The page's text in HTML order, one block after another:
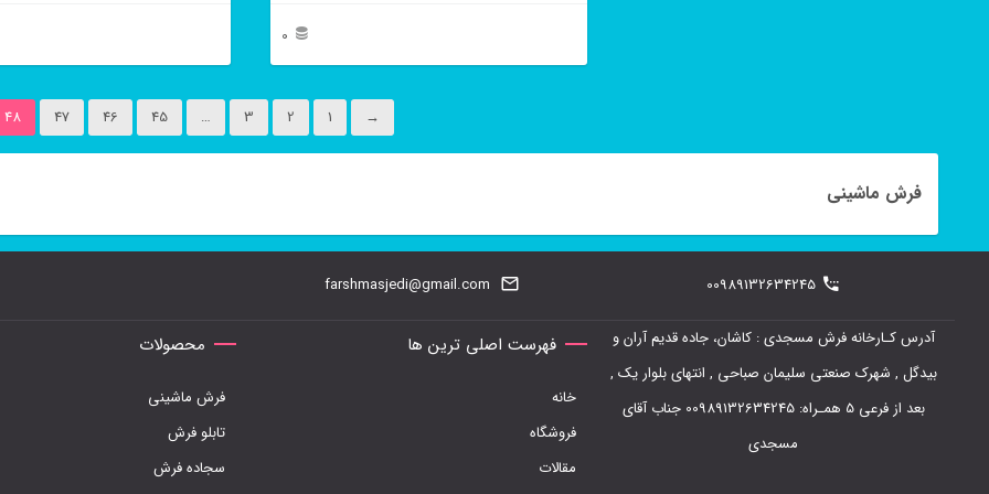
0
دارای
می
ممکن
است
محصول
دارای
می
ممکن
است
در
→
1
2
3
…
45
46
47
48
فرش ماشینی
00989132634245
farshmasjedi@gmail.com
آدرس کـارخانه فرش مسجدی : کاشان، جاده قدیم آران و
بیدگل , شهرک صنعتی سلیمان صباحی , انتهای بلوار یک ,
بعد از فرعی 5 همـراه: 00989132634245 جناب آقای
مسجدی
فهرست اصلی ترین ها
خانه
فروشگاه
مقالات
محصولات
فرش ماشینی
تابلو فرش
سجاده فرش